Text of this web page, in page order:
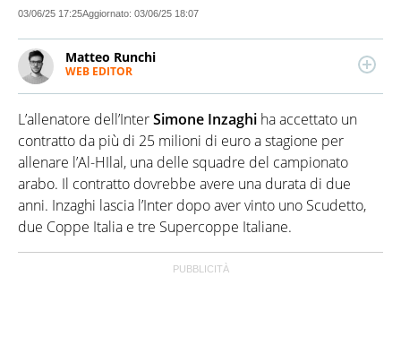
03/06/25 17:25Aggiornato: 03/06/25 18:07
Matteo Runchi
WEB EDITOR
Laureato in Storia all’Università degli Studi di Milano,
ha lavorato per diversi siti e redazioni.
L’allenatore dell’InterSimone Inzaghi ha accettato un
contratto da più di 25 milioni di euro a stagione per
allenare l’Al-HIlal, una delle squadre del campionato
arabo. Il contratto dovrebbe avere una durata di due
anni. Inzaghi lascia l’Inter dopo aver vinto uno Scudetto,
due Coppe Italia e tre Supercoppe Italiane.